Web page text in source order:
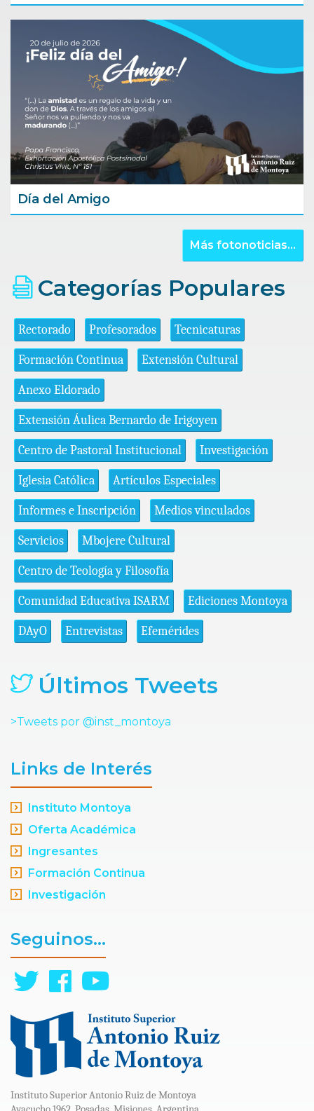
Día del Amigo
Más fotonoticias...
Categorías Populares
Rectorado Profesorados Tecnicaturas
Formación Continua Extensión Cultural
Anexo Eldorado
Extensión Áulica Bernardo de Irigoyen
Centro de Pastoral Institucional Investigación
Iglesia Católica Artículos Especiales
Informes e Inscripción Medios vinculados
Servicios Mbojere Cultural
Centro de Teología y Filosofía
Comunidad Educativa ISARM Ediciones Montoya
DAyO Entrevistas Efemérides
Últimos Tweets
>Tweets por @inst_montoya
Links de Interés
Instituto Montoya
Oferta Académica
Ingresantes
Formación Continua
Investigación
Seguinos...
Instituto Superior Antonio Ruiz de Montoya